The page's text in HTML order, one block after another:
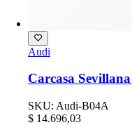
Audi
Carcasa
SKU: Audi-B04A
$ 14.696,03